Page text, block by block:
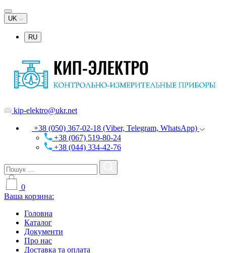
UK
RU
kip-elektro@ukr.net
+38 (050) 367-02-18 (Viber, Telegram, WhatsApp)
+38 (067) 519-80-24
+38 (044) 334-42-76
0
Ваша корзина:
Головна
Каталог
Документи
Про нас
Доставка та оплата